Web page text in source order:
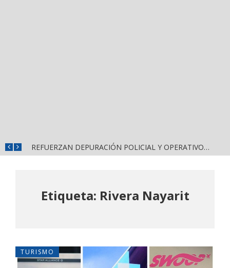
MUNICIPIOS DE NAYARIT ENFRENTAN SEVERA FRAGILIDAD FINANCIERA POR DEUDAS Y NÓMINAS
Etiqueta: Rivera Nayarit
TURISMO